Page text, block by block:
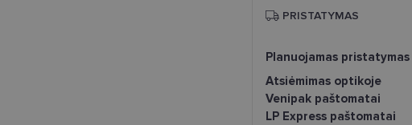
PRISTATYMAS
Planuojamas pristatymas
Atsiėmimas optikoje
Venipak paštomatai
LP Express paštomatai